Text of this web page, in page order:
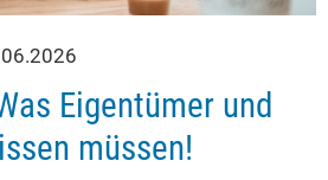
Eigentümer und
müssen!